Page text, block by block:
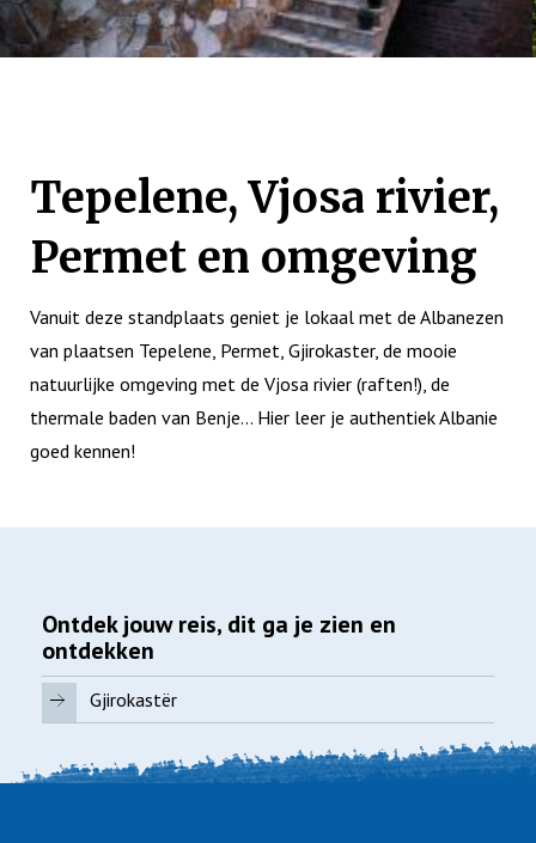
Tepelene, Vjosa rivier,
Permet en omgeving
Vanuit deze standplaats geniet je lokaal met de Albanezen
van plaatsen Tepelene, Permet, Gjirokaster, de mooie
natuurlijke omgeving met de Vjosa rivier (raften!), de
thermale baden van Benje... Hier leer je authentiek Albanie
goed kennen!
Ontdek jouw reis, dit ga je zien en
ontdekken
Gjirokastër